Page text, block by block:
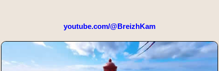
youtube.com/@BreizhKam